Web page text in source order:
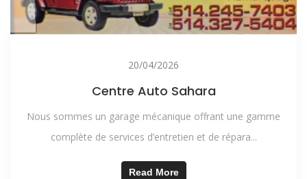
20/04/2026
Centre Auto Sahara
Nous sommes un garage mécanique offrant une gamme
complète de services d’entretien et de répara...
Read More